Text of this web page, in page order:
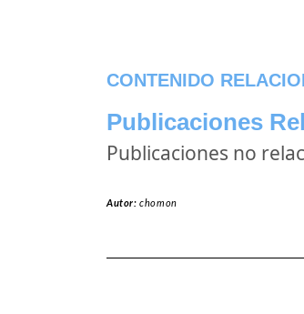
CONTENIDO
Publicaciones
Publicaciones no
Autor:chomon